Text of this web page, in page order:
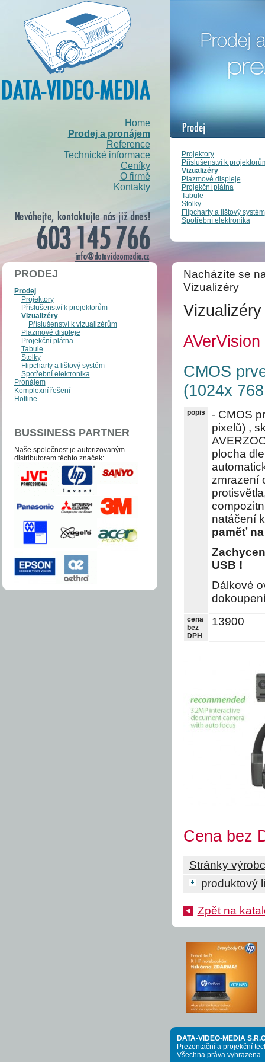
Home
Prodej a pronájem
Reference
Technické informace
Ceníky
O firmě
Kontakty
Projektory
Příslušenství k
Vizualizéry
Plazmové displeje
Projekční plátna
Tabule
Stolky
Flipcharty a lištový systém
Spotřební elektronika
PRODEJ
Prodej
Projektory
Příslušenství k projektorům
Vizualizéry
Příslušenství k vizualizérům
Plazmové displeje
Projekční plátna
Tabule
Stolky
Flipcharty a lištový systém
Spotřební elektronika
Pronájem
Komplexní řešení
Hotline
BUSSINESS PARTNER
Naše společnost je auto­­ri­zo­va­ným
distri­bu­to­­rem těchto zna­ček:
Nacházíte se
Vizualizéry
Vizualizéry
CMOS
(1024x
popis
- CMOS
pixelů) ,
plocha
zmrazení
natáčení
paměť
Z
USB !
Dálkové
cena
bez
DPH
13900
Cena bez
Stránky
produktový
Zpět na
DATA-VIDEO-MEDIA
Prezentační a projekční
Všechna práva vyhrazena